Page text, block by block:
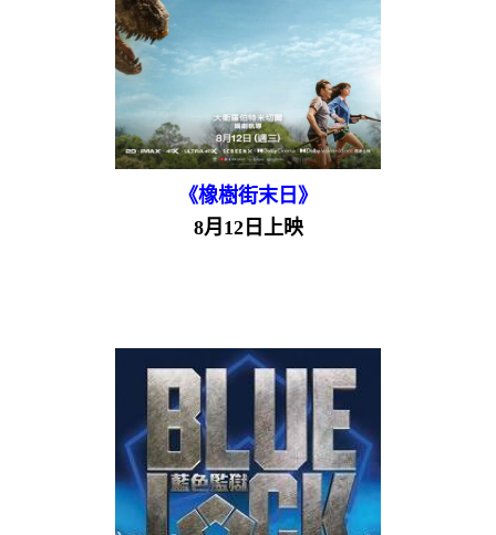
《橡樹街末日》
8月12日上映